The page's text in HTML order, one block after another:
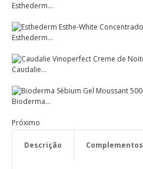
Esthederm...
Esthederm...
Caudalie...
Bioderma...
Próximo
Descrição Complementos